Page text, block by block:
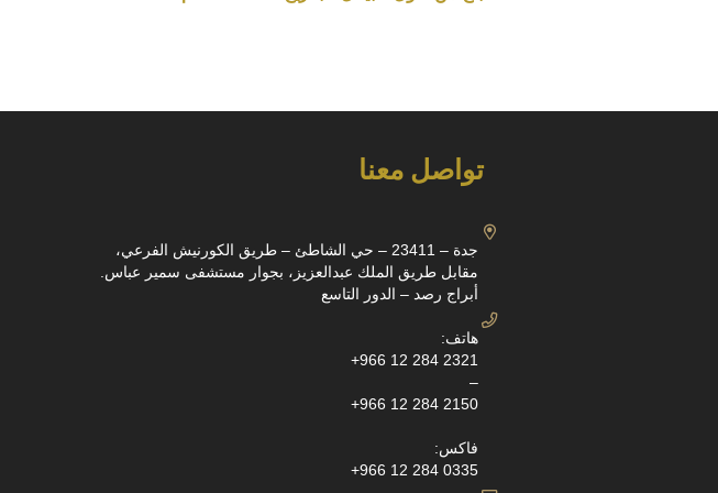
تواصل معنا
جدة – 23411 – حي الشاطئ – طريق الكورنيش الفرعي،
مقابل طريق الملك عبدالعزيز، بجوار مستشفى سمير عباس.
أبراج رصد – الدور التاسع
هاتف:
+966 12 284 2321
–
+966 12 284 2150
فاكس:
+966 12 284 0335